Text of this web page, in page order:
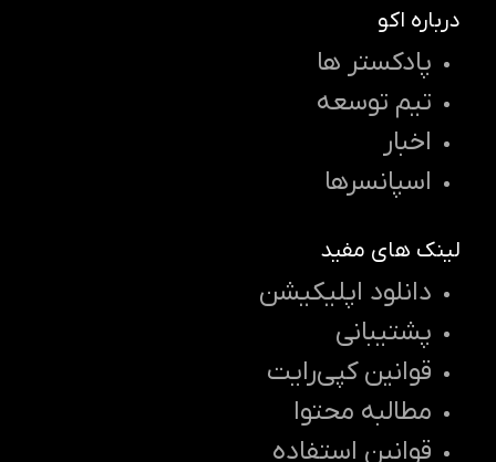
درباره اکو
پادکستر ها
تیم توسعه
اخبار
اسپانسرها
لینک های مفید
دانلود اپلیکیشن
پشتیبانی
قوانین کپی‌رایت
مطالبه محتوا
قوانین استفاده